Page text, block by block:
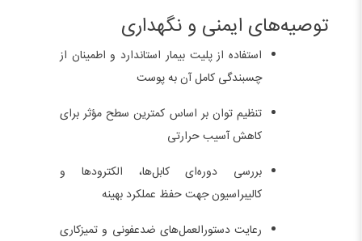
توصیه‌های ایمنی و نگهداری
استفاده از پلیت بیمار استاندارد و اطمینان از
چسبندگی کامل آن به پوست
تنظیم توان بر اساس کمترین سطح مؤثر برای
کاهش آسیب حرارتی
بررسی دوره‌ای کابل‌ها، الکترودها و
کالیبراسیون جهت حفظ عملکرد بهینه
رعایت دستورالعمل‌های ضدعفونی و تمیزکاری